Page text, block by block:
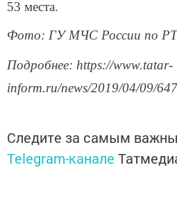
53 места.
Фото: ГУ МЧС России по РТ
Подробнее: https://www.tatar-
inform.ru/news/2019/04/09/
Следите за самым
Telegram-канале